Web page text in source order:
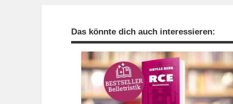
Das könnte dich auch interessieren: